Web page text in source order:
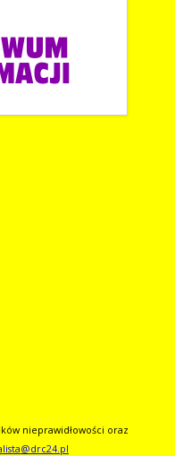
nieprawidłowości oraz